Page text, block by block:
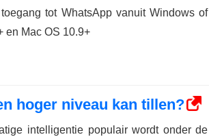
tot WhatsApp vanuit Windows of
en Mac OS 10.9+
hoger niveau kan tillen?
intelligentie populair wordt onder de